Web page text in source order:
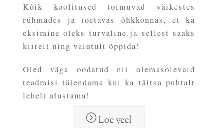
Kõik koolitused toimuvad väikestes
rühmades ja toetavas õhkkonnas, et ka
eksimine oleks turvaline ja sellest saaks
kiirelt ning valutult õppida!
Oled väga oodatud nii olemasolevaid
teadmisi täiendama kui ka täitsa puhtalt
lehelt alustama!
Loe veel